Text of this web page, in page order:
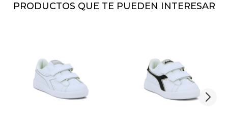
PRODUCTOS QUE TE PUEDEN INTERESAR